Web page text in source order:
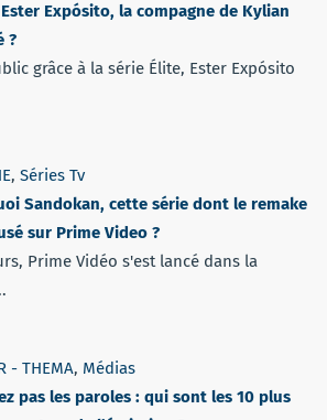
Expósito, la compagne de Kylian
?
grâce à la série Élite, Ester Expósito
, Séries Tv
Sandokan, cette série dont le remake
sur Prime Video ?
Prime Vidéo s'est lancé dans la
- THEMA, Médias
pas les paroles : qui sont les 10 plus